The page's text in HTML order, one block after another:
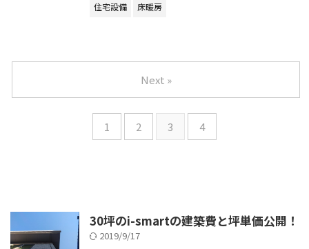
住宅設備 床暖房
1 2 3 4
Next »
30坪のi-smartの建築費と坪単価公開！
2019/9/17